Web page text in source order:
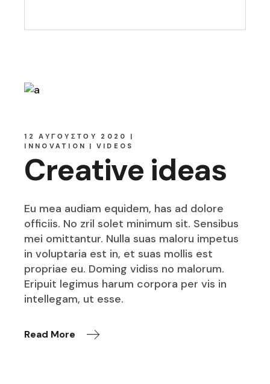
12 ΑΥΓΟΎΣΤΟΥ 2020
INNOVATION
VIDEOS
Creative ideas
Eu mea audiam equidem, has ad dolore
officiis. No zril solet minimum sit. Sensibus
mei omittantur. Nulla suas maloru impetus
in voluptaria est in, et suas mollis est
propriae eu. Doming vidiss no malorum.
Eripuit legimus harum corpora per vis in
intellegam, ut esse.
Read More